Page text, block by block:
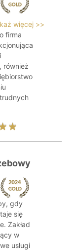
więcej >>
firma
również
gdy
się
Zakład
w
usługi